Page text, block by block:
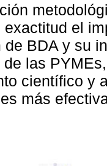
exactitud el
de BDA y su
las
científico y
más